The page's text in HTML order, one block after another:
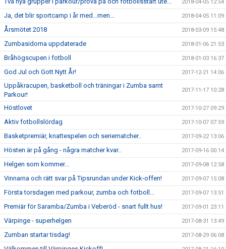
2018-04-05 12:54
Ja, det blir sportcamp i år med...men... 2018-04-05 11:09
Årsmötet 2018 2018-03-09 15:48
Zumbasidorna uppdaterade 2018-01-06 21:53
Bråhögscupen i fotboll 2018-01-03 16:37
God Jul och Gott Nytt År! 2017-12-21 14:06
Uppåkracupen, basketboll och träningar i Zumba samt
Parkour!
2017-11-17 10:28
Höstlovet 2017-10-27 09:29
Aktiv fotbollslördag 2017-10-07 07:59
Basketpremiär, knattespelen och seriematcher.. 2017-09-22 13:06
Hösten är på gång - några matcher kvar.. 2017-09-16 00:14
Helgen som kommer... 2017-09-08 12:58
Vinnarna och rätt svar på Tipsrundan under Kick-offen! 2017-09-07 15:08
Första torsdagen med parkour, zumba och fotboll... 2017-09-07 13:51
Premiär för Saramba/Zumba i Veberöd - snart fullt hus! 2017-09-01 23:11
Värpinge - superhelgen 2017-08-31 13:49
Zumban startar tisdag! 2017-08-29 06:08